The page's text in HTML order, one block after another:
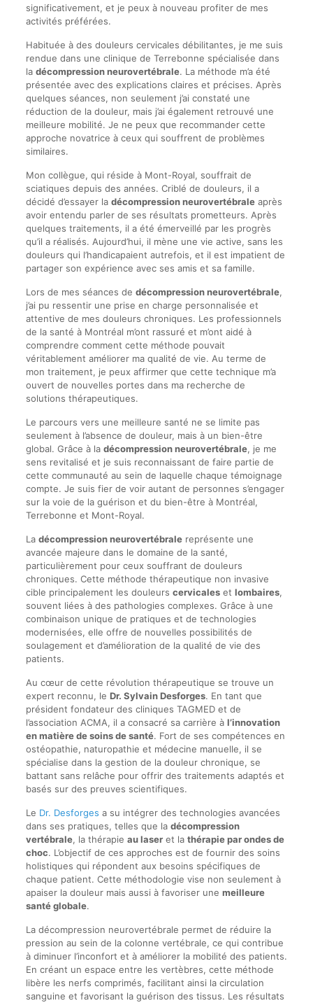
significativement, et je peux à nouveau profiter de mes
activités préférées.
Habituée à des douleurs cervicales débilitantes, je me suis
rendue dans une clinique de Terrebonne spécialisée dans
la décompression neurovertébrale. La méthode m’a été
présentée avec des explications claires et précises. Après
quelques séances, non seulement j’ai constaté une
réduction de la douleur, mais j’ai également retrouvé une
meilleure mobilité. Je ne peux que recommander cette
approche novatrice à ceux qui souffrent de problèmes
similaires.
Mon collègue, qui réside à Mont-Royal, souffrait de
sciatiques depuis des années. Criblé de douleurs, il a
décidé d’essayer la décompression neurovertébraleaprès
avoir entendu parler de ses résultats prometteurs. Après
quelques traitements, il a été émerveillé par les progrès
qu’il a réalisés. Aujourd’hui, il mène une vie active, sans les
douleurs qui l’handicapaient autrefois, et il est impatient de
partager son expérience avec ses amis et sa famille.
Lors de mes séances de décompression neurovertébrale,
j’ai pu ressentir une prise en charge personnalisée et
attentive de mes douleurs chroniques. Les professionnels
de la santé à Montréal m’ont rassuré et m’ont aidé à
comprendre comment cette méthode pouvait
véritablement améliorer ma qualité de vie. Au terme de
mon traitement, je peux affirmer que cette technique m’a
ouvert de nouvelles portes dans ma recherche de
solutions thérapeutiques.
Le parcours vers une meilleure santé ne se limite pas
seulement à l’absence de douleur, mais à un bien-être
global. Grâce à la décompression neurovertébrale, je me
sens revitalisé et je suis reconnaissant de faire partie de
cette communauté au sein de laquelle chaque témoignage
compte. Je suis fier de voir autant de personnes s’engager
sur la voie de la guérison et du bien-être à Montréal,
Terrebonne et Mont-Royal.
La décompression neurovertébralereprésente une
avancée majeure dans le domaine de la santé,
particulièrement pour ceux souffrant de douleurs
chroniques. Cette méthode thérapeutique non invasive
cible principalement les douleurs cervicaleset lombaires,
souvent liées à des pathologies complexes. Grâce à une
combinaison unique de pratiques et de technologies
modernisées, elle offre de nouvelles possibilités de
soulagement et d’amélioration de la qualité de vie des
patients.
Au cœur de cette révolution thérapeutique se trouve un
expert reconnu, le Dr. Sylvain Desforges. En tant que
président fondateur des cliniques TAGMED et de
l’association ACMA, il a consacré sa carrière à l’innovation
en matière de soins de santé. Fort de ses compétences en
ostéopathie, naturopathie et médecine manuelle, il se
spécialise dans la gestion de la douleur chronique, se
battant sans relâche pour offrir des traitements adaptés et
basés sur des preuves scientifiques.
Le Dr. Desforges a su intégrer des technologies avancées
dans ses pratiques, telles que la décompression
vertébrale, la thérapie au laseret la thérapie par ondes de
choc. L’objectif de ces approches est de fournir des soins
holistiques qui répondent aux besoins spécifiques de
chaque patient. Cette méthodologie vise non seulement à
apaiser la douleur mais aussi à favoriser une meilleure
santé globale.
La décompression neurovertébrale permet de réduire la
pression au sein de la colonne vertébrale, ce qui contribue
à diminuer l’inconfort et à améliorer la mobilité des patients.
En créant un espace entre les vertèbres, cette méthode
libère les nerfs comprimés, facilitant ainsi la circulation
sanguine et favorisant la guérison des tissus. Les résultats